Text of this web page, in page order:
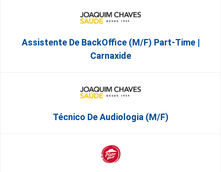
Assistente De BackOffice (M/F) Part-Time |
Carnaxide
Técnico De Audiologia (M/F)